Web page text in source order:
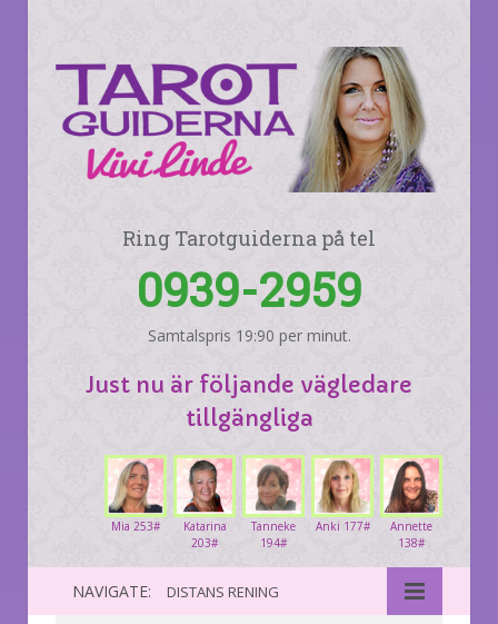
Ring Tarotguiderna på tel
0939-2959
Samtalspris 19:90 per minut.
Just nu är följande vägledare
tillgängliga
Annette
138#
Anki 177#
Tanneke
194#
Katarina
203#
Mia 253#
NAVIGATE: DISTANS RENING